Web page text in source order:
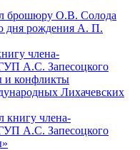
брошюру О.В. Солода
дня рождения А. П.
книгу члена-
А.С. Запесоцкого